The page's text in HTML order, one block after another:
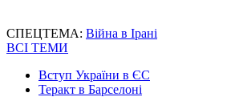
СПЕЦТЕМА: Війна в Ірані
ВСІ ТЕМИ
Вступ України в ЄС
Теракт в Барселоні